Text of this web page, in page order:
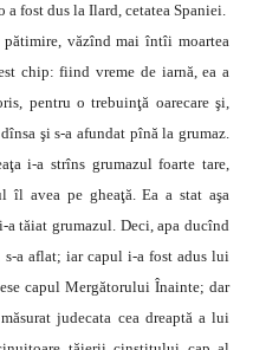
fost dus la Ilard, cetatea Spaniei.
văzînd mai întîi moartea
chip: fiind vreme de iarnă, ea a
pentru o trebuinţă oarecare şi,
şi s-a afundat pînă la grumaz.
i-a strîns grumazul foarte tare,
avea pe gheaţă. Ea a stat aşa
a tăiat grumazul. Deci, apa ducînd
a aflat; iar capul i-a fost adus lui
capul Mergătorului Înainte; dar
judecata cea dreaptă a lui